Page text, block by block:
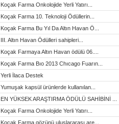
Koçak Farma Onkolojide Yerli Yatırı...
Koçak Farma 10. Teknoloji Ödüllerin...
Koçak Farma Bu Yıl Da Altın Havan Ö...
III. Altın Havan Ödülleri sahipleri...
Koçak Farmaya Altın Havan ödülü 06....
Koçak Farma Bıo 2013 Chıcago Fuarın...
Yerli İlaca Destek
Yumuşak kapsül ürünlerde kullanılan...
EN YÜKSEK ARAŞTIRMA ÖDÜLÜ SAHİBİNİ ...
Koçak Farma Onkolojide Yerli Yatırı...
Koçak Farma gözünü uluslararası are...